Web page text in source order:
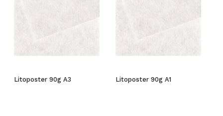
Litoposter 90g A3 Litoposter 90g A1